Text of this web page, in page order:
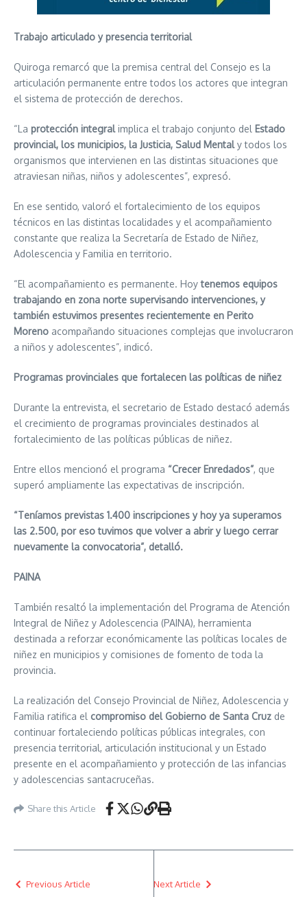
Trabajo articulado y presencia territorial
Quiroga remarcó que la premisa central del Consejo es la
articulación permanente entre todos los actores que integran
el sistema de protección de derechos.
“La protección integralimplica el trabajo conjunto del Estado
provincial, los municipios, la Justicia, Salud Mentaly todos los
organismos que intervienen en las distintas situaciones que
atraviesan niñas, niños y adolescentes”, expresó.
En ese sentido, valoró el fortalecimiento de los equipos
técnicos en las distintas localidades y el acompañamiento
constante que realiza la Secretaría de Estado de Niñez,
Adolescencia y Familia en territorio.
“El acompañamiento es permanente. Hoytenemos equipos
trabajando en zona norte supervisando intervenciones, y
también estuvimos presentes recientemente en Perito
Moreno acompañando situaciones complejas que involucraron
a niños y adolescentes”, indicó.
Programas provinciales que fortalecen las políticas de niñez
Durante la entrevista, el secretario de Estado destacó además
el crecimiento de programas provinciales destinados al
fortalecimiento de las políticas públicas de niñez.
Entre ellos mencionó el programa “Crecer Enredados”, que
superó ampliamente las expectativas de inscripción.
“Teníamos previstas 1.400 inscripciones y hoy ya superamos
las 2.500, por eso tuvimos que volver a abrir y luego cerrar
nuevamente la convocatoria”, detalló.
PAINA
También resaltó la implementación del Programa de Atención
Integral de Niñez y Adolescencia (PAINA), herramienta
destinada a reforzar económicamente las políticas locales de
niñez en municipios y comisiones de fomento de toda la
provincia.
La realización del Consejo Provincial de Niñez, Adolescencia y
Familia ratifica el compromiso del Gobierno de Santa Cruz de
continuar fortaleciendo políticas públicas integrales, con
presencia territorial, articulación institucional y un Estado
presente en el acompañamiento y protección de las infancias
y adolescencias santacruceñas.
Share this Article
Previous Article Next Article